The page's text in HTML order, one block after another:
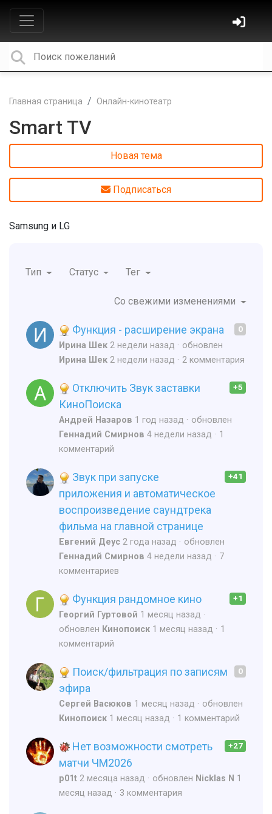
Главная страница Онлайн-кинотеатр
Smart TV
Новая тема
Подписаться
Samsung и LG
Тип Статус Тег
Со свежими изменениями
0
Функция - расширение экрана
Ирина Шек 2 недели назад
обновлен
Ирина Шек 2 недели назад 2 комментария
+5
Отключить Звук заставки
КиноПоиска
Андрей Назаров 1 год назад
обновлен
Геннадий Смирнов 4 недели назад
1
комментарий
+41
Звук при запуске
приложения и автоматическое
воспроизведение саундтрека
фильма на главной странице
Евгений Деус 2 года назад
обновлен
Геннадий Смирнов 4 недели назад
7
комментариев
+1
Функция рандомное кино
Георгий Гуртовой 1 месяц назад
обновлен Кинопоиск 1 месяц назад
1
комментарий
0
Поиск/фильтрация по записям
эфира
Сергей Васюков 1 месяц назад
обновлен
Кинопоиск 1 месяц назад 1 комментарий
+27
Нет возможности смотреть
матчи ЧМ2026
p01t 2 месяца назад обновлен Nicklas N 1
месяц назад
3 комментария